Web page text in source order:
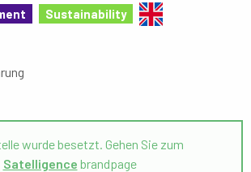
Sustainability
wurde besetzt. Gehen Sie zum
Satelligence brandpage